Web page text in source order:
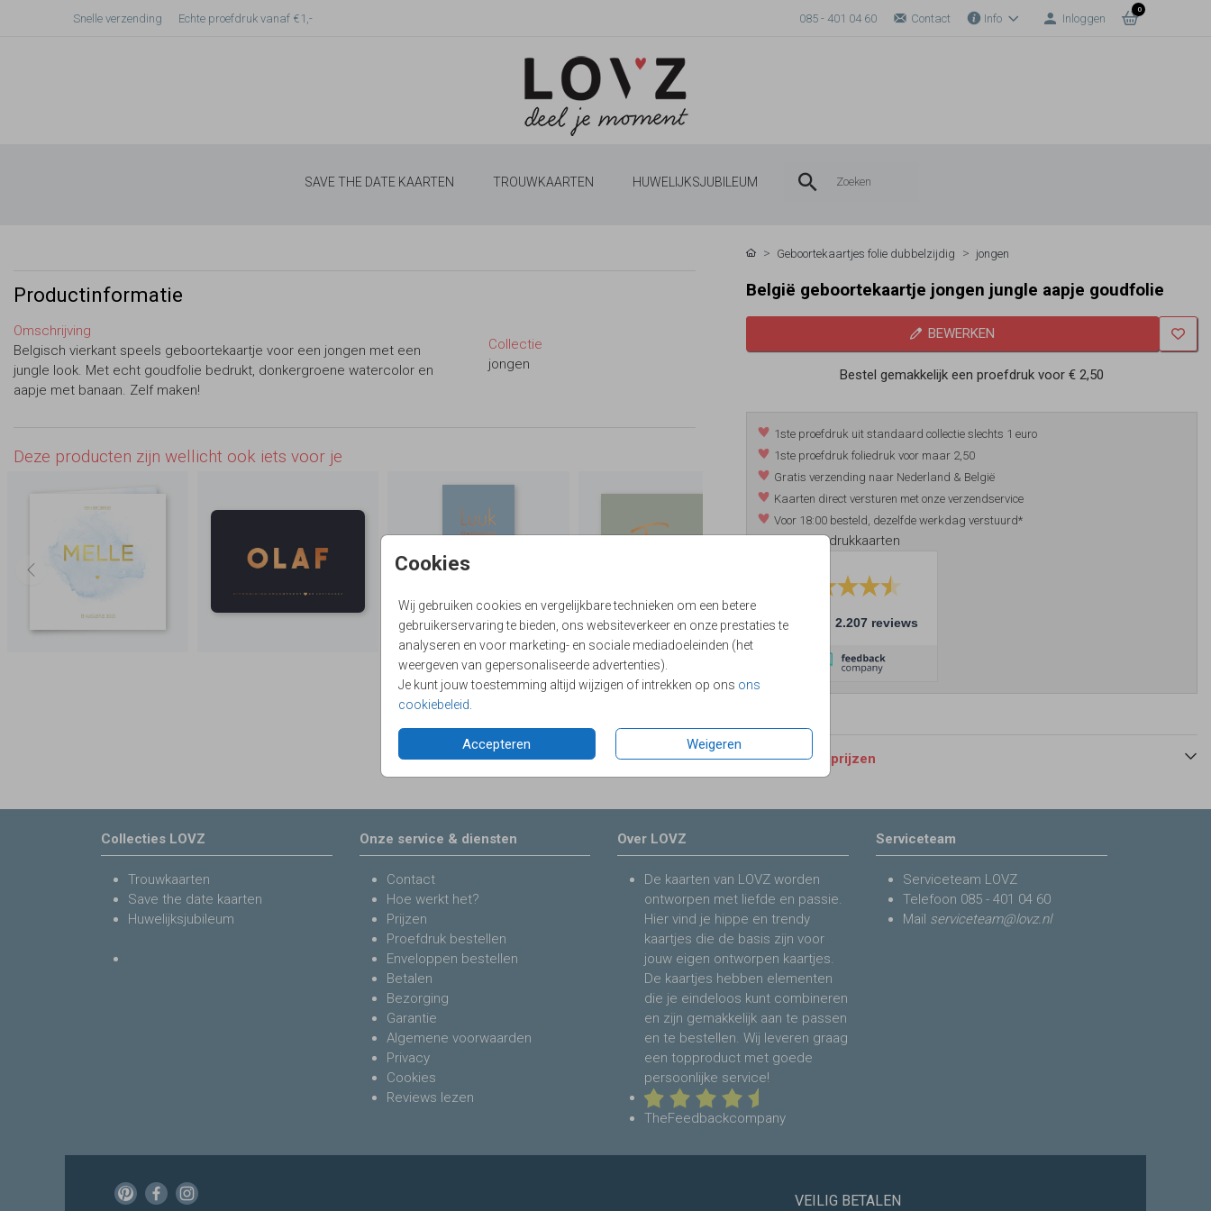
Snelle verzending Echte proefdruk vanaf €1,- 085 - 401 04 60 Contact Info Inloggen
0
SAVE THE DATE KAARTEN TROUWKAARTEN HUWELIJKSJUBILEUM
Cookies
Wij gebruiken cookies en vergelijkbare technieken om een betere
gebruikerservaring te bieden, ons websiteverkeer en onze prestaties te
analyseren en voor marketing- en sociale mediadoeleinden (het
weergeven van gepersonaliseerde advertenties).
Je kunt jouw toestemming altijd wijzigen of intrekken op ons ons
cookiebeleid
Accepteren Weigeren
Productinformatie
Omschrijving
Belgisch vierkant speels geboortekaartje voor een jongen met een
jungle look. Met echt goudfolie bedrukt, donkergroene watercolor en
aapje met banaan. Zelf maken!
Collectie
jongen
Deze producten zijn wellicht ook iets voor je
Geboortekaartjes folie dubbelzijdig jongen
België geboortekaartje jongen jungle aapje goudfolie
BEWERKEN
Bestel gemakkelijk een proefdruk voor€ 2,50
1ste proefdruk uit standaard collectie slechts 1 euro
1ste proefdruk foliedruk voor maar 2,50
Gratis verzending naar Nederland & België
Kaarten direct versturen met onze verzendservice
Voor 18:00 besteld, dezelfde werkdag verstuurd*
*m.u.v. foliedrukkaarten
9.4 2.207 reviews
Formaten en prijzen
Collecties LOVZ
Trouwkaarten
Save the date kaarten
Huwelijksjubileum
Onze service & diensten
Contact
Hoe werkt het?
Prijzen
Proefdruk bestellen
Enveloppen bestellen
Betalen
Bezorging
Garantie
Algemene voorwaarden
Privacy
Cookies
Reviews lezen
Over LOVZ
De kaarten van LOVZ worden
ontworpen met liefde en passie.
Hier vind je hippe en trendy
kaartjes die de basis zijn voor
jouw eigen ontworpen kaartjes.
De kaartjes hebben elementen
die je eindeloos kunt combineren
en zijn gemakkelijk aan te passen
en te bestellen. Wij leveren graag
een topproduct met goede
persoonlijke service!
TheFeedbackcompany
Serviceteam
Serviceteam LOVZ
Telefoon 085 - 401 04 60
Mail serviceteam@lovz.nl
VEILIG BETALEN